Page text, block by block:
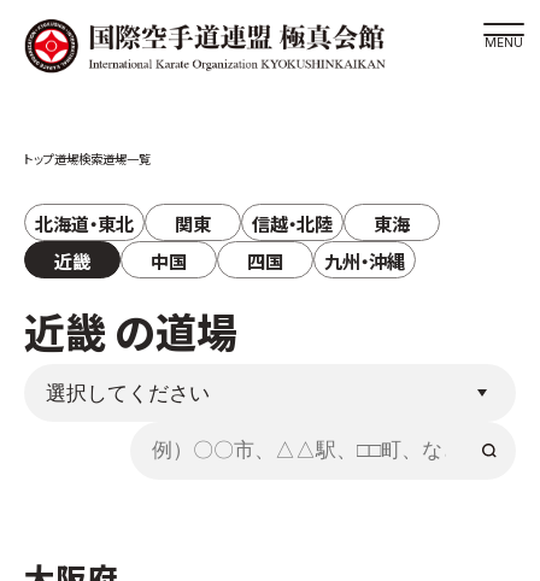
極真会館の世界
極真会館の理念
松井章奎館長 紹介
極真会館の概要
道場検索道場一覧
北海道・東北 関東 信越・北陸
東海
近畿
中国 四国 九州・沖縄
近畿 の道場